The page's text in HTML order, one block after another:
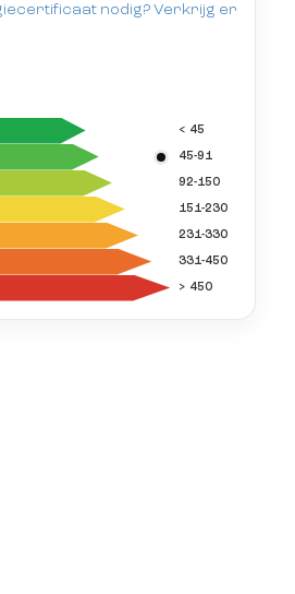
nodig? Verkrijg er
< 45
45-91
92-150
151-230
231-330
331-450
> 450